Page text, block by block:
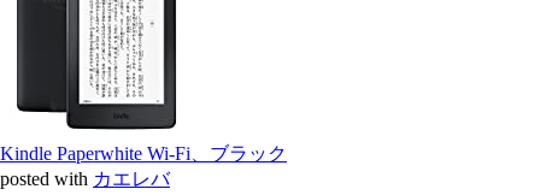
Kindle Paperwhite Wi-Fi、ブラック
posted with カエレバ